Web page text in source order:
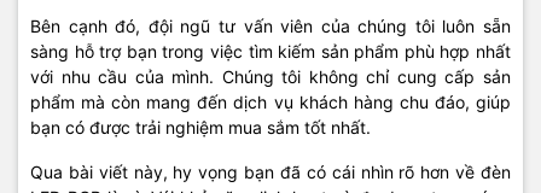
Bên cạnh đó, đội ngũ tư vấn viên của chúng tôi luôn sẵn
sàng hỗ trợ bạn trong việc tìm kiếm sản phẩm phù hợp nhất
với nhu cầu của mình. Chúng tôi không chỉ cung cấp sản
phẩm mà còn mang đến dịch vụ khách hàng chu đáo, giúp
bạn có được trải nghiệm mua sắm tốt nhất.
Qua bài viết này, hy vọng bạn đã có cái nhìn rõ hơn về đèn